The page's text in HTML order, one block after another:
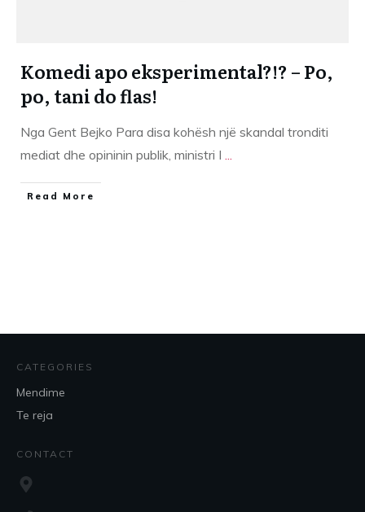
Komedi apo eksperimental?!? – Po,
po, tani do flas!
Nga Gent Bejko Para disa kohësh një skandal tronditi
mediat dhe opininin publik, ministri I ...
​Read More
CATEGORIES
Mendime
Te reja
CONTACT